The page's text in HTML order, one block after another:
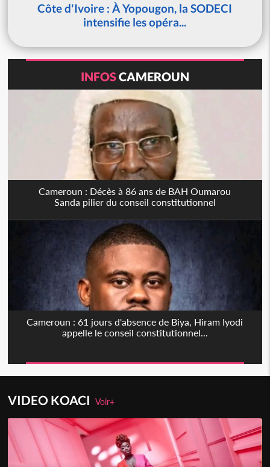
Côte d'Ivoire : À Yopougon, la SODECI
intensifie les opéra...
INFOSCAMEROUN
Cameroun : Décès à 86 ans de BAH Oumarou
Sanda pilier du conseil constitutionnel
Cameroun : 61 jours d'absence de Biya, Hiram Iyodi
appelle le conseil constitutionnel...
VIDEO KOACIVoir+